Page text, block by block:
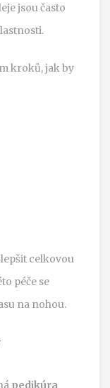
jsou často
kroků, jak by
celkovou
péče se
na nohou.
pedikúra